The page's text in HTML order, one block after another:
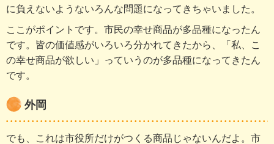
に負えないようないろんな問題になってきちゃいました。
ここがポイントです。市民の幸せ商品が多品種になったん
です。皆の価値感がいろいろ分かれてきたから、「私、こ
の幸せ商品が欲しい」っていうのが多品種になってきたん
です。
外岡
でも、これは市役所だけがつくる商品じゃないんだよ。市